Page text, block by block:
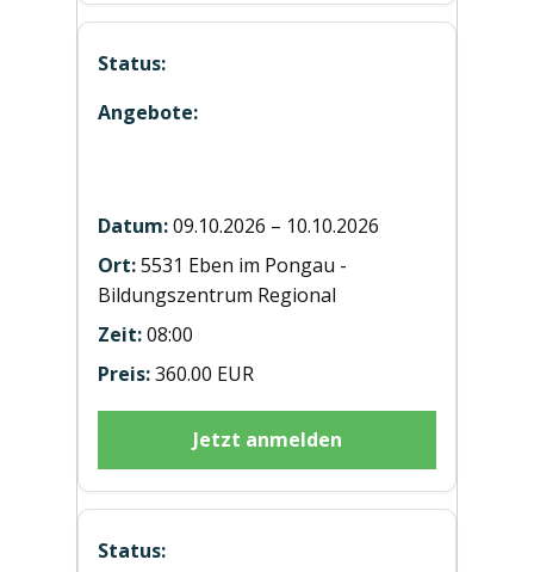
09.10.2026 – 10.10.2026
5531 Eben im Pongau -
Bildungszentrum Regional
08:00
360.00 EUR
Jetzt anmelden